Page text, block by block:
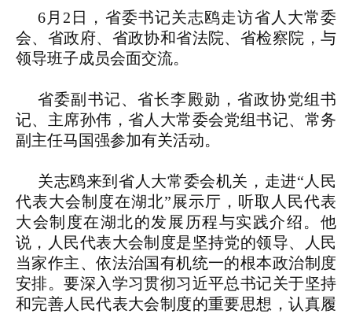
6月2日，省委书记关志鸥走访省人大常委
会、省政府、省政协和省法院、省检察院，与
领导班子成员会面交流。
省委副书记、省长李殿勋，省政协党组书
记、主席孙伟，省人大常委会党组书记、常务
副主任马国强参加有关活动。
关志鸥来到省人大常委会机关，走进“人民
代表大会制度在湖北”展示厅，听取人民代表
大会制度在湖北的发展历程与实践介绍。他
说，人民代表大会制度是坚持党的领导、人民
当家作主、依法治国有机统一的根本政治制度
安排。要深入学习贯彻习近平总书记关于坚持
和完善人民代表大会制度的重要思想，认真履